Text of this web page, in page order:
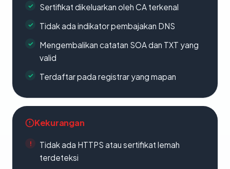
Sertifikat dikeluarkan oleh CA terkenal
Tidak ada indikator pembajakan DNS
Mengembalikan catatan SOA dan TXT yang
valid
Terdaftar pada registrar yang mapan
Kekurangan
Tidak ada HTTPS atau sertifikat lemah
terdeteksi